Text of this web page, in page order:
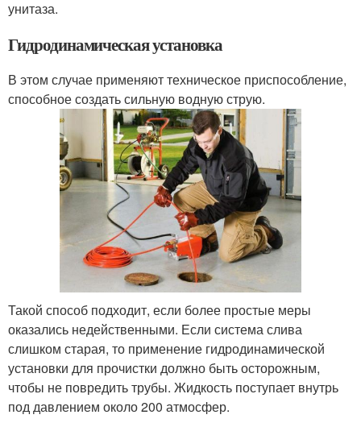
унитаза.
Гидродинамическая установка
В этом случае применяют техническое приспособление,
способное создать сильную водную струю.
Такой способ подходит, если более простые меры
оказались недейственными. Если система слива
слишком старая, то применение гидродинамической
установки для прочистки должно быть осторожным,
чтобы не повредить трубы. Жидкость поступает внутрь
под давлением около 200 атмосфер.